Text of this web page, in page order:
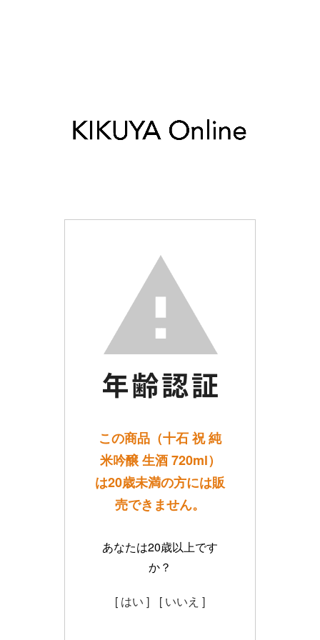
この商品（十石 祝 純
米吟醸 生酒 720ml）
は20歳未満の方には販
売できません。
あなたは20歳以上です
か？
[ はい ] [ いいえ ]